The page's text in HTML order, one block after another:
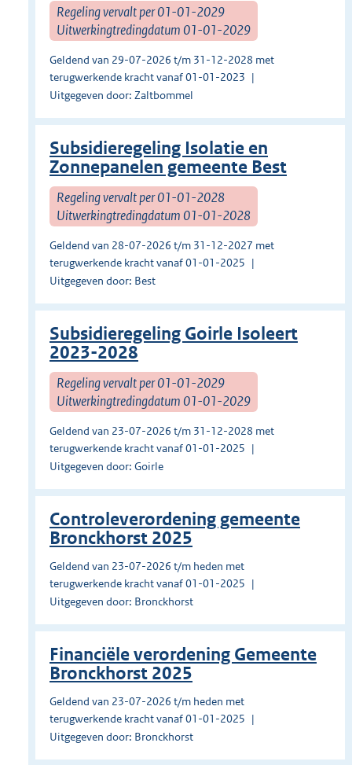
Regeling vervalt per 01-01-2029
Uitwerkingtredingdatum 01-01-2029
Geldend van 29-07-2026 t/m 31-12-2028 met
terugwerkende kracht vanaf 01-01-2023
Uitgegeven door: Zaltbommel
Subsidieregeling Isolatie en
Zonnepanelen gemeente Best
Regeling vervalt per 01-01-2028
Uitwerkingtredingdatum 01-01-2028
Geldend van 28-07-2026 t/m 31-12-2027 met
terugwerkende kracht vanaf 01-01-2025
Uitgegeven door: Best
Subsidieregeling Goirle Isoleert
2023-2028
Regeling vervalt per 01-01-2029
Uitwerkingtredingdatum 01-01-2029
Geldend van 23-07-2026 t/m 31-12-2028 met
terugwerkende kracht vanaf 01-01-2025
Uitgegeven door: Goirle
Controleverordening gemeente
Bronckhorst 2025
Geldend van 23-07-2026 t/m heden met
terugwerkende kracht vanaf 01-01-2025
Uitgegeven door: Bronckhorst
Financiële verordening Gemeente
Bronckhorst 2025
Geldend van 23-07-2026 t/m heden met
terugwerkende kracht vanaf 01-01-2025
Uitgegeven door: Bronckhorst